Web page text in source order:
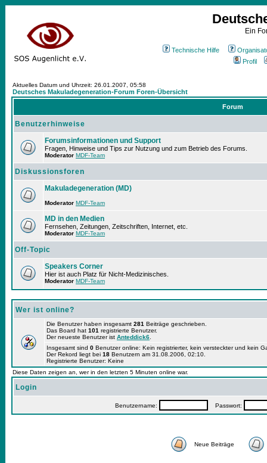
Ein
Technische Hilfe
Profil
Aktuelles Datum und Uhrzeit: 26.01.2007, 05:58
Deutsches Makuladegeneration-Forum Foren-Übersicht
Forum
Benutzerhinweise
Forumsinformationen und Support
Fragen, Hinweise und Tips zur Nutzung und zum Betrieb des Forums.
Moderator MDF-Team
Diskussionsforen
Makuladegeneration (MD)
Moderator MDF-Team
MD in den Medien
Fernsehen, Zeitungen, Zeitschriften, Internet, etc.
Moderator MDF-Team
Off-Topic
Speakers Corner
Hier ist auch Platz für Nicht-Medizinisches.
Moderator MDF-Team
Wer ist online?
Die Benutzer haben insgesamt 281 Beiträge geschrieben.
Das Board hat 101 registrierte Benutzer.
Der neueste Benutzer ist Anteddick6
Insgesamt sind 0 Benutzer online: Kein registrierter, kein versteckter und kein
Der Rekord liegt bei 18 Benutzern am 31.08.2006, 02:10.
Registrierte Benutzer: Keine
Diese Daten zeigen an, wer in den letzten 5 Minuten online war.
Login
Benutzername: Passwort:
Neue Beiträge